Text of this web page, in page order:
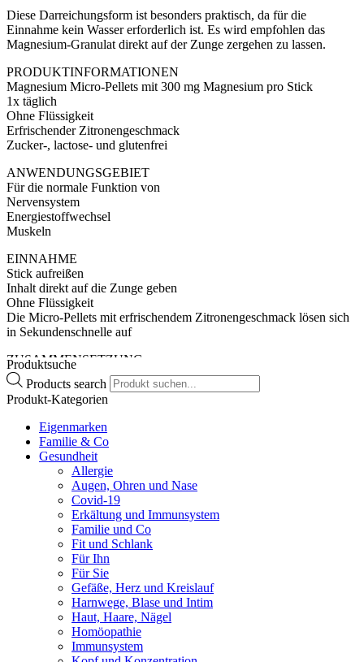
Diese Darreichungsform ist besonders praktisch, da für die
Einnahme kein Wasser erforderlich ist. Es wird empfohlen das
Magnesium-Granulat direkt auf der Zunge zergehen zu lassen.
PRODUKTINFORMATIONEN
Magnesium Micro-Pellets mit 300 mg Magnesium pro Stick
1x täglich
Ohne Flüssigkeit
Erfrischender Zitronengeschmack
Zucker-, lactose- und glutenfrei
ANWENDUNGSGEBIET
Für die normale Funktion von
Nervensystem
Energiestoffwechsel
Muskeln
EINNAHME
Stick aufreißen
Inhalt direkt auf die Zunge geben
Ohne Flüssigkeit
Die Micro-Pellets mit erfrischendem Zitronengeschmack lösen sich
in Sekundenschnelle auf
ZUSAMMENSETZUNG
Magnesiumoxid, Säuerungsmittel: Mono-Natriumcitrat,
Zitronensäure, Süßungsmittel: Sorbit, Aspartam**, Natrium-
Cyclamat, Verdickungsmittel: Natrium-Carboxymethylcellulose,
pflanzlich.
** Mit Süßungsmitteln, enthält eine Phenylalaninquelle, kann bei
übermäßigem Verzehr abführend wirken.
Wichtige Hinweise:
Nahrungsergänzungsmittel stellen keinen Ersatz für eine
abwechslungsreiche und ausgewogene Ernährung sowie für eine
gesunde Lebensweise dar. Die angegebene empfohlene Tagesdosis
nicht überschreiten. Für Kinder unerreichbar aufbewahren.
Zusätzliche Informationen
Produktsuche
Products search
Produkt-Kategorien
Eigenmarken
Familie & Co
Gesundheit
Allergie
Augen, Ohren und Nase
Covid-19
Erkältung und Immunsystem
Familie und Co
Fit und Schlank
Für Ihn
Für Sie
Gefäße, Herz und Kreislauf
Harnwege, Blase und Intim
Haut, Haare, Nägel
Homöopathie
Immunsystem